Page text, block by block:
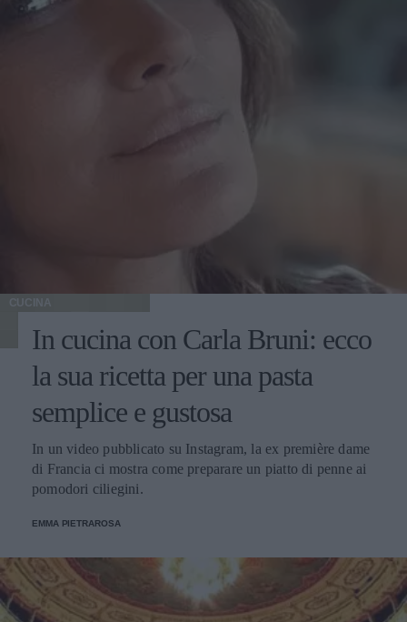
CUCINA
In cucina con Carla Bruni: ecco
la sua ricetta per una pasta
semplice e gustosa
In un video pubblicato su Instagram, la ex première dame
di Francia ci mostra come preparare un piatto di penne ai
pomodori ciliegini.
EMMA PIETRAROSA